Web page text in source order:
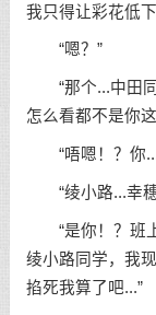
我只得让彩花低
“嗯？”
“那个...中田同
怎么看都不是你
“唔嗯！？你...
“绫小路...幸穗
“是你！？班上
绫小路同学，我
掐死我算了吧...”